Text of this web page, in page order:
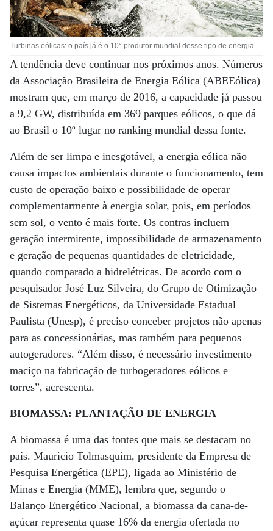
Turbinas eólicas: o país já é o 10° produtor mundial desse tipo de energia
A tendência deve continuar nos próximos anos. Números
da Associação Brasileira de Energia Eólica (ABEEólica)
mostram que, em março de 2016, a capacidade já passou
a 9,2 GW, distribuída em 369 parques eólicos, o que dá
ao Brasil o 10º lugar no ranking mundial dessa fonte.
Além de ser limpa e inesgotável, a energia eólica não
causa impactos ambientais durante o funcionamento, tem
custo de operação baixo e possibilidade de operar
complementarmente à energia solar, pois, em períodos
sem sol, o vento é mais forte. Os contras incluem
geração intermitente, impossibilidade de armazenamento
e geração de pequenas quantidades de eletricidade,
quando comparado a hidrelétricas. De acordo com o
pesquisador José Luz Silveira, do Grupo de Otimização
de Sistemas Energéticos, da Universidade Estadual
Paulista (Unesp), é preciso conceber projetos não apenas
para as concessionárias, mas também para pequenos
autogeradores. “Além disso, é necessário investimento
maciço na fabricação de turbogeradores eólicos e
torres”, acrescenta.
BIOMASSA: PLANTAÇÃO DE ENERGIA
A biomassa é uma das fontes que mais se destacam no
país. Mauricio Tolmasquim, presidente da Empresa de
Pesquisa Energética (EPE), ligada ao Ministério de
Minas e Energia (MME), lembra que, segundo o
Balanço Energético Nacional, a biomassa da cana-de-
açúcar representa quase 16% da energia ofertada no